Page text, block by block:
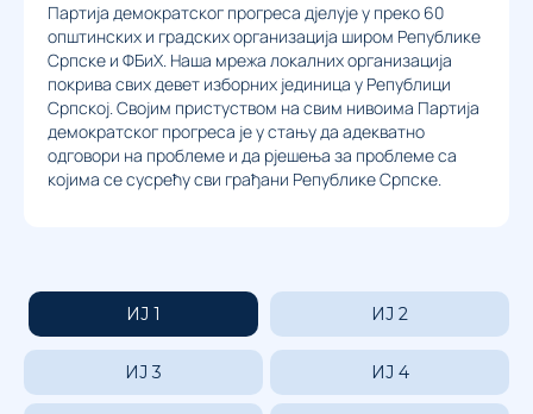
Партија демократског прогреса дјелује у преко 60
општинских и градских организација широм Републике
Српске и ФБиХ. Наша мрежа локалних организација
покрива свих девет изборних јединица у Републици
Српској. Својим пристуством на свим нивоима Партија
демократског прогреса је у стању да адекватно
одговори на проблеме и да рјешења за проблеме са
којима се сусрећу сви грађани Републике Српске.
ИЈ 1 ИЈ 2
ИЈ 3 ИЈ 4